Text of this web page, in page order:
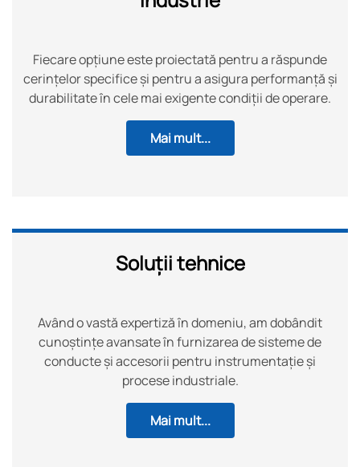
Fiecare opțiune este proiectată pentru a răspunde
cerințelor specifice și pentru a asigura performanță și
durabilitate în cele mai exigente condiții de operare.
Mai mult...
Soluții tehnice
Având o vastă expertiză în domeniu, am dobândit
cunoștințe avansate în furnizarea de sisteme de
conducte și accesorii pentru instrumentație și
procese industriale.
Mai mult...